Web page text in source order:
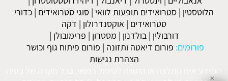
הלוטסטין | סטרואידים תופעות לוואי | סוגי סטרואידים | כדורי
סטרואידים | אוקסנדרולון | דקה
דורבולין | בולדנון | מסטרון | פרימובולן |
פורומים: פורום דיאטה ותזונה | פורום פיתוח גוף וכושר
הצהרת נגישות
המידע אינו המלצה או התוויה לטיפול רפואי. בכל מקרה של בעיה
✕